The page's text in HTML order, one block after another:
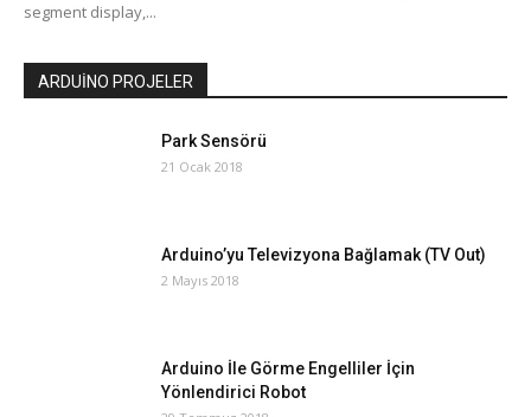
segment display,...
ARDUİNO PROJELER
Park Sensörü
21 Ocak 2018
Arduino’yu Televizyona Bağlamak (TV Out)
2 Mayıs 2018
Arduino İle Görme Engelliler İçin
Yönlendirici Robot